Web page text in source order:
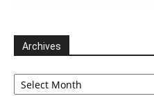
Archives
Archives